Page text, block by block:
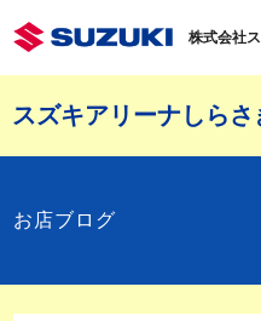
株式会社
スズキアリーナしらさ
お店ブログ